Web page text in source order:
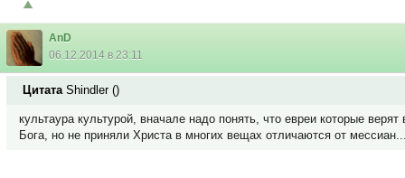
AnD
06.12.2014 в 23:11
Цитата Shindler()
культаура культурой, вначале надо понять, что евреи которые верят
Бога, но не приняли Христа в многих вещах отличаются от